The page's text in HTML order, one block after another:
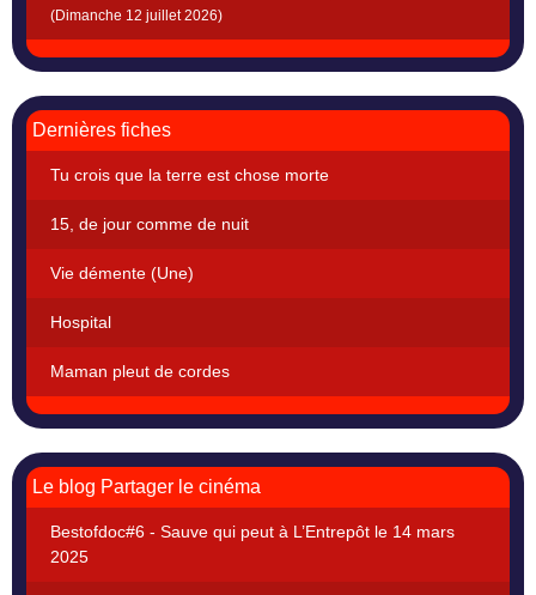
(Dimanche 12 juillet 2026)
Dernières fiches
Tu crois que la terre est chose morte
15, de jour comme de nuit
Vie démente (Une)
Hospital
Maman pleut de cordes
Le blog Partager le cinéma
Bestofdoc#6 - Sauve qui peut à L’Entrepôt le 14 mars
2025